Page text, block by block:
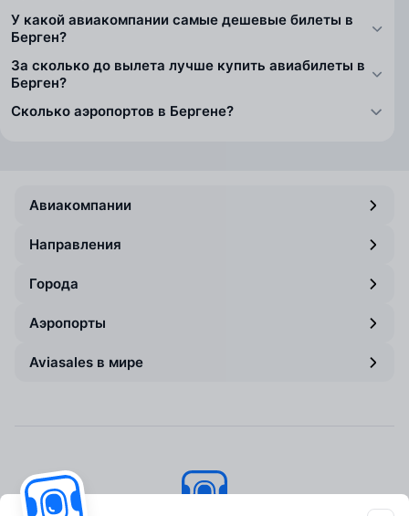
У какой авиакомпании самые дешевые билеты в
Берген?
За сколько до вылета лучше купить авиабилеты в
Берген?
Сколько аэропортов в Бергене?
Авиакомпании
Направления
Города
Аэропорты
Aviasales в мире